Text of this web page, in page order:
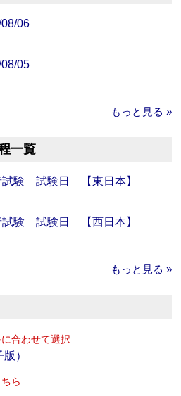
06
05
もっと見る »
一覧
験 試験日 【東日本】
験 試験日 【西日本】
もっと見る »
合わせて選択
）
ら